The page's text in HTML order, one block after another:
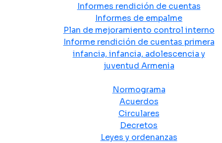
Informes rendición de cuentas
Informes de empalme
Plan de mejoramiento control interno
Informe rendición de cuentas primera
infancia, infancia, adolescencia y
juventud Armenia
Normograma
Acuerdos
Circulares
Decretos
Leyes y ordenanzas